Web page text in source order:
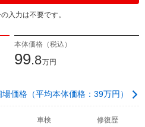
入力は不要です。
本体価格（税込）
99.8万円
価格（平均本体価格：39万円）
車検
修復歴